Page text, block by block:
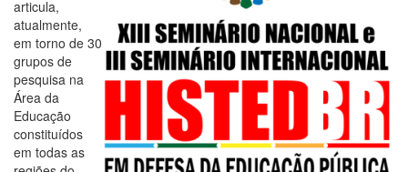
articula,
atualmente,
em torno de 30
grupos de
pesquisa na
Área da
Educação
constituídos
em todas as